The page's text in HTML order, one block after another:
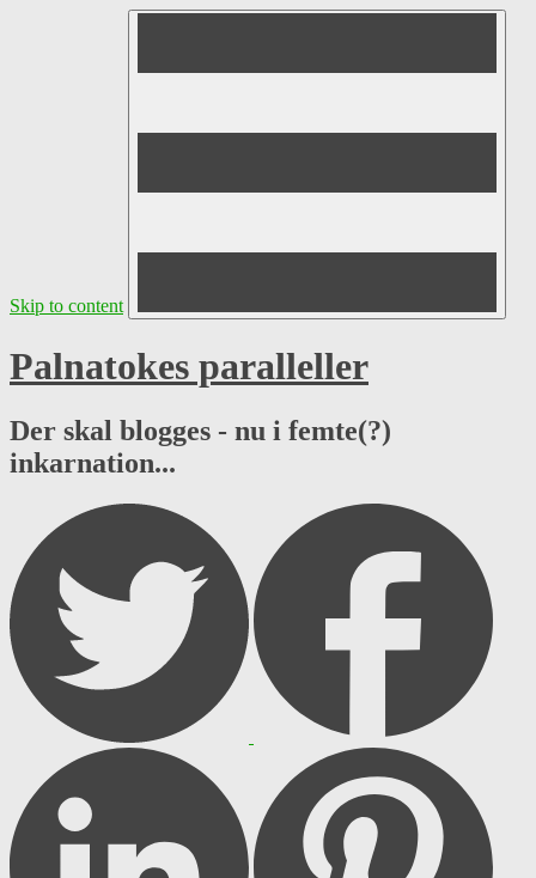
Skip to content
Palnatokes paralleller
Der skal blogges - nu i femte(?)
inkarnation...